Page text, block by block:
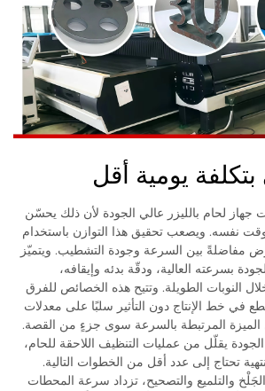
بتكلفة يومية أقل
جهاز لحام بالليزر عالي الجودة لأن ذلك يحسّن
نفسه. ويصعب تحقيق هذا التوازن باستخدام
مفاضلةً بين السرعة وجودة التشطيب. ويتميّز
بسرعته العالية، ودقّة بدئه وإيقافه،
النوبات الطويلة. وتتيح هذه الخصائص للفرق
في خط الإنتاج دون التأثير سلبًا على معدلات
الميزة المرتبطة بالسرعة سوى جزءٍ من القصة.
يقلّل من عمليات التنظيف اللاحقة للحام،
تحتاج إلى عدد أقل من الخطوات التالية.
والتلميع والتصحيح، تزداد سرعة المحطات